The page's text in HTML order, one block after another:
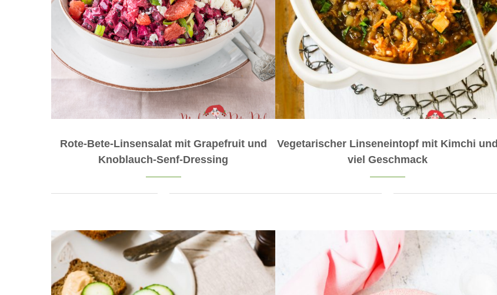
Rote-Bete-Linsensalat mit Grapefruit und
Knoblauch-Senf-Dressing
Vegetarischer Linseneintopf mit Kimchi und
viel Geschmack